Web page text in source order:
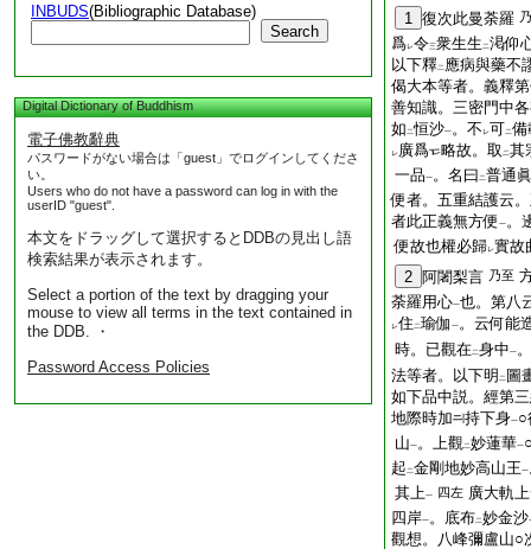
INBUDS(Bibliographic Database)
Search
Digital Dictionary of Buddhism
電子佛教辭典
パスワードがない場合は「guest」でログインしてくださ
い。
Users who do not have a password can log in with the
userID "guest".
本文をドラッグして選択するとDDBの見出し語
検索結果が表示されます。
Select a portion of the text by dragging your
mouse to view all terms in the text contained in
the DDB. ・
Password Access Policies
1 復次此曼荼羅
爲レ令三衆生生 二渇仰
以下釋二 應病與藥不
偈大本等者。義釋
善知識。三密門中
如 二恒沙一。不 レ可二備
レ廣爲 略故。取 二其
一品一。名曰 二普通
便者。五重結護云
者此正義無方便 一。
便故也權必歸レ實故
2 阿闍梨言 乃至
荼羅用心一也。第八
レ住 二瑜伽 一。云何能
時。已觀在二身中一
法等者。以下明 二 圖
如下品中説。經第
地際時加
持下身一○
山一。上觀二妙蓮華一
起 二金剛地妙高山王一
其上一 四左 廣大軌
四岸一。底布二妙金沙
觀想。八峰彌盧山○